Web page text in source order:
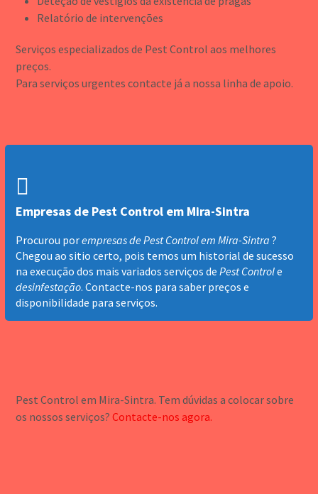
Relatório de intervenções
Serviços especializados de Pest Control aos melhores
preços.
Para serviços urgentes contacte já a nossa linha de apoio.
Empresas de Pest Control em Mira-Sintra
Procurou porempresas de Pest Control em Mira-Sintra ?
Chegou ao sitio certo, pois temos um historial de sucesso
na execução dos mais variados serviços dePest Controle
desinfestação. Contacte-nos para saber preços e
disponibilidade para serviços.
Pest Control em Mira-Sintra. Tem dúvidas a colocar sobre
os nossos serviços?Contacte-nos agora.